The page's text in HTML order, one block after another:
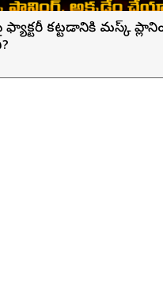
ఫ్యాక్టరీ కట్టడానికి మస్క్